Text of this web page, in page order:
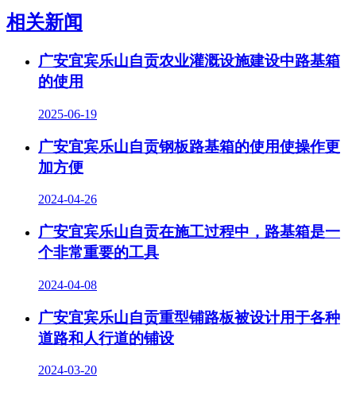
相关新闻
广安宜宾乐山自贡农业灌溉设施建设中路基箱
的使用
2025-06-19
广安宜宾乐山自贡钢板路基箱的使用使操作更
加方便
2024-04-26
广安宜宾乐山自贡在施工过程中，路基箱是一
个非常重要的工具
2024-04-08
广安宜宾乐山自贡重型铺路板被设计用于各种
道路和人行道的铺设
2024-03-20